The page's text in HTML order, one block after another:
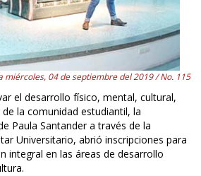
miércoles, 04 de septiembre del 2019 / No. 115
el desarrollo físico, mental, cultural,
la comunidad estudiantil, la
Paula Santander a través de la
Universitario, abrió inscripciones para
integral en las áreas de desarrollo